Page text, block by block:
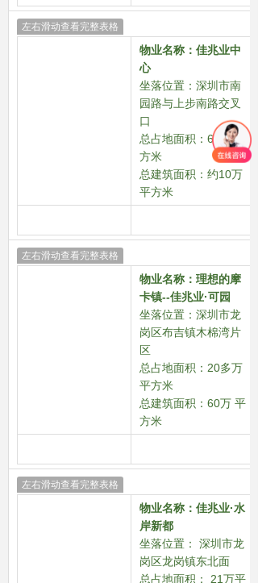
左右滑动查看完整表格
物业名称： 佳兆业中
心
坐落位置：深圳市南
园路与上步南路交叉
口
总占地面积：6303 平
方米
总建筑面积：约10万
平方米
左右滑动查看完整表格
物业名称： 理想的摩
卡镇--佳兆业·可园
坐落位置： 深圳市龙
岗区布吉镇木棉湾片
区
总占地面积：20多万
平方米
总建筑面积：60万 平
方米
左右滑动查看完整表格
物业名称： 佳兆业·水
岸新都
坐落位置： 深圳市龙
岗区龙岗镇东北面
总占地面积 ： 21万平